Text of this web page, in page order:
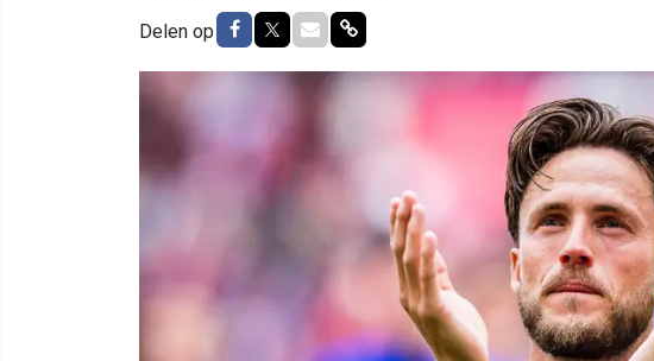
Delen op Delen op Facebook
Delen op Twitter
Delen via Mail
Delen via link